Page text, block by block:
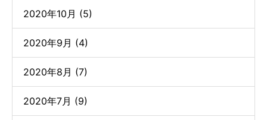
2020年10月 (5)
2020年9月 (4)
2020年8月 (7)
2020年7月 (9)